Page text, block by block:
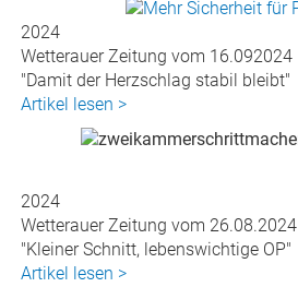
2024
Wetterauer Zeitung vom 16.092024
"Damit der Herzschlag stabil bleibt"
Artikel lesen >
2024
Wetterauer Zeitung vom 26.08.2024
"Kleiner Schnitt, lebenswichtige OP"
Artikel lesen >